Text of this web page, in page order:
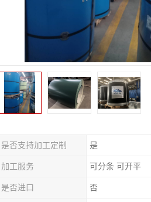
是否支持加工定制 是
加工服务 可分条 可开平
是否进口 否